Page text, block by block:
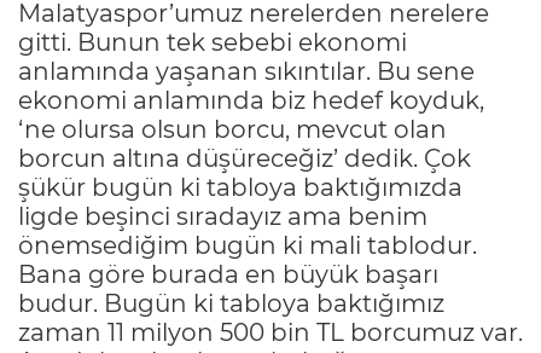
Malatyaspor’umuz nerelerden nerelere
gitti. Bunun tek sebebi ekonomi
anlamında yaşanan sıkıntılar. Bu sene
ekonomi anlamında biz hedef koyduk,
‘ne olursa olsun borcu, mevcut olan
borcun altına düşüreceğiz’ dedik. Çok
şükür bugün ki tabloya baktığımızda
ligde beşinci sıradayız ama benim
önemsediğim bugün ki mali tablodur.
Bana göre burada en büyük başarı
budur. Bugün ki tabloya baktığımız
zaman 11 milyon 500 bin TL borcumuz var.